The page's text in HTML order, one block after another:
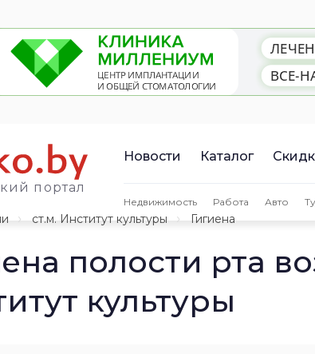
портал
Новости Каталог
Недвижимость Работа Авто
ст.м. Институт культуры Гигиена
полости рта
культуры